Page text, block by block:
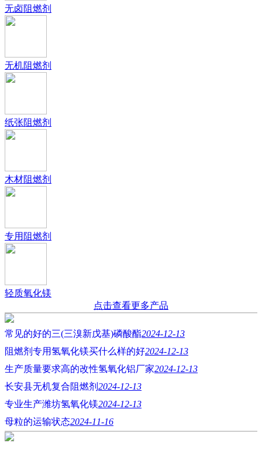
无卤阻燃剂
无机阻燃剂
纸张阻燃剂
木材阻燃剂
专用阻燃剂
轻质氧化镁
点击查看更多产品
常见的好的三(三溴新戊基)磷酸酯2024-12-13
阻燃剂专用氢氧化镁买什么样的好2024-12-13
生产质量要求高的改性氢氧化铝厂家2024-12-13
长安县无机复合阻燃剂 2024-12-13
专业生产潍坊氢氧化镁2024-12-13
母粒的运输状态2024-11-16